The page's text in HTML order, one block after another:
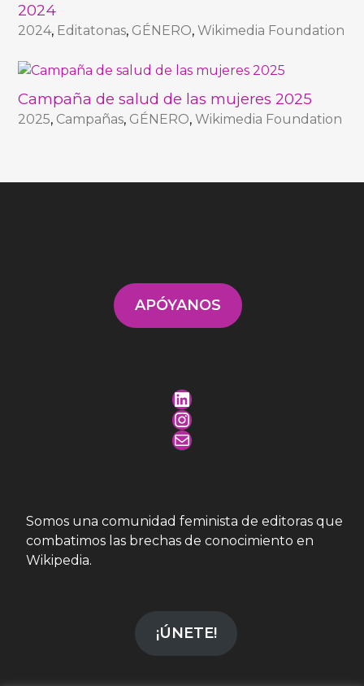
2024
2024, Editatonas, GÉNERO,Wikimedia Foundation
Campaña de salud de las mujeres 2025
2025, Campañas, GÉNERO,Wikimedia Foundation
APÓYANOS
LinkedIn
Instagram
Mail
Somos una comunidad feminista de editoras que
combatimos las brechas de conocimiento en
Wikipedia.
¡ÚNETE!